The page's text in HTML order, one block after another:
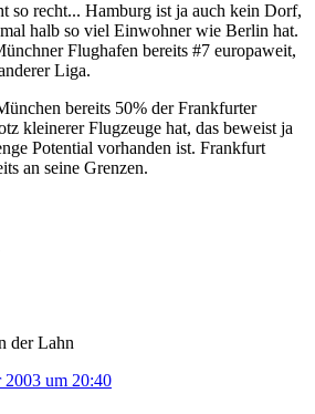
so recht... Hamburg ist ja auch kein Dorf,
halb so viel Einwohner wie Berlin hat.
Flughafen bereits #7 europaweit,
Liga.
bereits 50% der Frankfurter
kleinerer Flugzeuge hat, das beweist ja
Potential vorhanden ist. Frankfurt
an seine Grenzen.
der Lahn
2003 um 20:40